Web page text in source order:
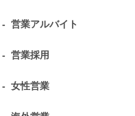
- 営業アルバイト
- 営業採用
- 女性営業